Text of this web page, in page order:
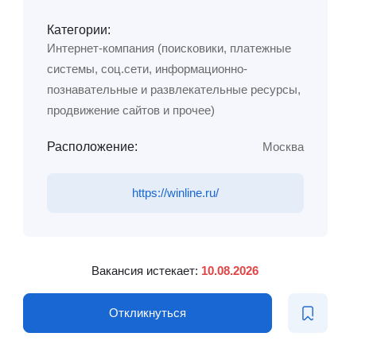
Категории:
Интернет-компания (поисковики, платежные
системы, соц.сети, информационно-
познавательные и развлекательные ресурсы,
продвижение сайтов и прочее)
Расположение: Москва
https://winline.ru/
Вакансия истекает: 10.08.2026
Откликнуться